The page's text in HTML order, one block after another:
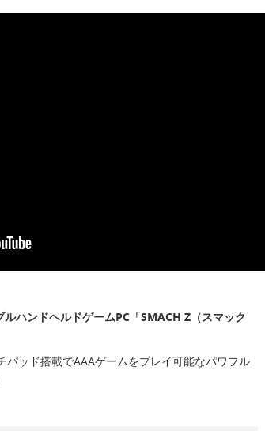
ハンドヘルドゲームPC「SMACH Z（スマック
パッド搭載でAAAゲームをプレイ可能なパワフル